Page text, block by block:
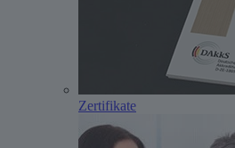
Zertifikate